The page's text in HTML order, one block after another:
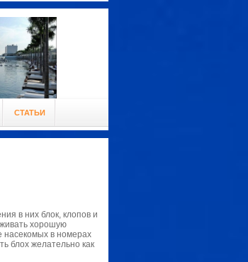
СТАТЬИ
в них блок, клопов и
хорошую
насекомых в номерах
блох желательно как